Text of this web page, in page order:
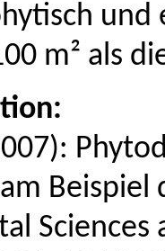
m² als